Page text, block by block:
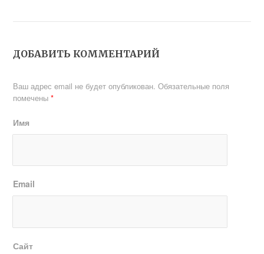
ИК лампочку обзор
ДОБАВИТЬ КОММЕНТАРИЙ
Ваш адрес email не будет опубликован. Обязательные поля
помечены*
Имя
Email
Сайт